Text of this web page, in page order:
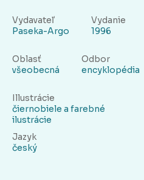
Vydavateľ
Paseka-Argo
Vydanie
1996
Oblasť
všeobecná
Odbor
encyklopédia
Illustrácie
čiernobiele a farebné
ilustrácie
Jazyk
český